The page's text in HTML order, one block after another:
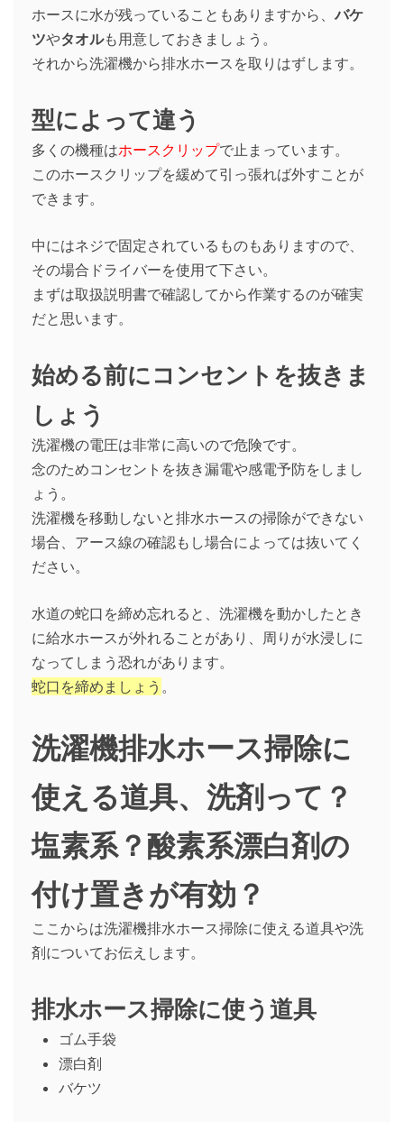
ホースに水が残っていることもありますから、バケ
ツやタオルも用意しておきましょう。
それから洗濯機から排水ホースを取りはずします。
型によって違う
多くの機種はホースクリップで止まっています。
このホースクリップを緩めて引っ張れば外すことが
できます。
中にはネジで固定されているものもありますので、
その場合ドライバーを使用て下さい。
まずは取扱説明書で確認してから作業するのが確実
だと思います。
始める前にコンセントを抜きま
しょう
洗濯機の電圧は非常に高いので危険です。
念のためコンセントを抜き漏電や感電予防をしまし
ょう。
洗濯機を移動しないと排水ホースの掃除ができない
場合、アース線の確認もし場合によっては抜いてく
ださい。
水道の蛇口を締め忘れると、洗濯機を動かしたとき
に給水ホースが外れることがあり、周りが水浸しに
なってしまう恐れがあります。
蛇口を締めましょう 。
洗濯機排水ホース掃除に
使える道具、洗剤って？
塩素系？酸素系漂白剤の
付け置きが有効？
ここからは洗濯機排水ホース掃除に使える道具や洗
剤についてお伝えします。
排水ホース掃除に使う道具
ゴム手袋
漂白剤
バケツ